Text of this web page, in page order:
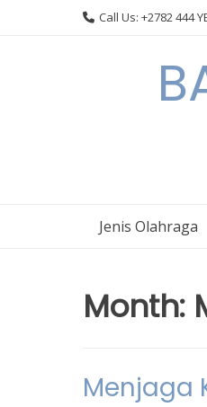
Call Us: +2782 444
Jenis Olahraga
Month:
Menjaga